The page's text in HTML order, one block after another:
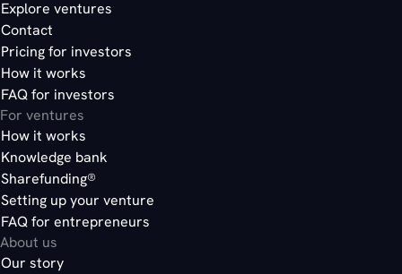
Explore ventures
Contact
Pricing for investors
How it works
FAQ for investors
For ventures
How it works
Knowledge bank
Sharefunding®
Setting up your venture
FAQ for entrepreneurs
About us
Our story